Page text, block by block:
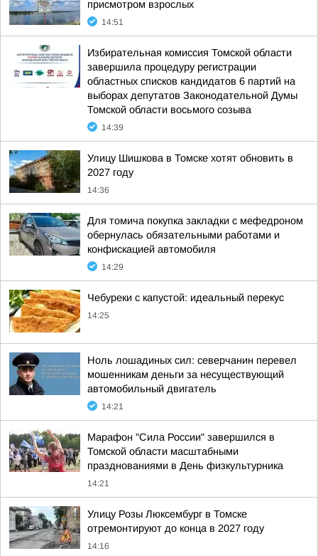
присмотром взрослых
14:51
Избирательная комиссия Томской области
завершила процедуру регистрации
областных списков кандидатов 6 партий на
выборах депутатов Законодательной Думы
Томской области восьмого созыва
14:39
Улицу Шишкова в Томске хотят обновить в
2027 году
14:36
Для томича покупка закладки с мефедроном
обернулась обязательными работами и
конфискацией автомобиля
14:29
Чебуреки с капустой: идеальный перекус
14:25
Ноль лошадиных сил: северчанин перевел
мошенникам деньги за несуществующий
автомобильный двигатель
14:21
Марафон "Сила России" завершился в
Томской области масштабными
празднованиями в День физкультурника
14:21
Улицу Розы Люксембург в Томске
отремонтируют до конца в 2027 году
14:16